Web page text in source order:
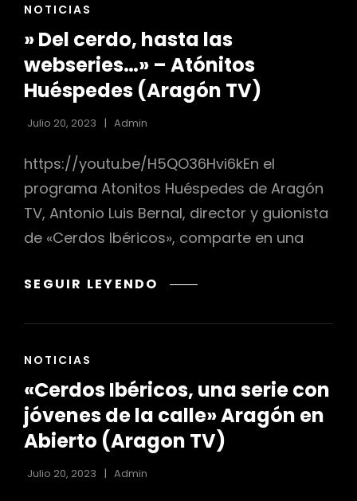
LA
VIOLENCIA
DE
GÉNERO»
(ARAGÓN
TV)
ENLACES
LAS
CATEGORÍAS
NOTICIAS
» Del cerdo, hasta las
webseries…» – Atónitos
Huéspedes (Aragón TV)
Julio 20, 2023 Admin
https://youtu.be/H5QO36Hvi6kEn el
programa Atonitos Huéspedes de Aragón
TV, Antonio Luis Bernal, director y guionista
de «Cerdos Ibéricos», comparte en una
SEGUIR LEYENDO
CERDO,
WEBSERIES…»
–
ATÓNITOS
HUÉSPEDES
ENLACES
LAS
CATEGORÍAS
NOTICIAS
«Cerdos Ibéricos, una serie con
jóvenes de la calle» Aragón en
Abierto (Aragon TV)
Julio 20, 2023 Admin